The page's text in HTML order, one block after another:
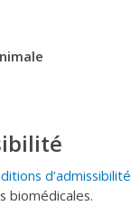
d’admissibilité
biomédicales.